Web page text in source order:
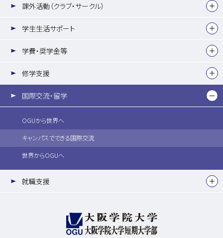
課外活動（クラブ・サークル）
学生生活サポート
学費・奨学金等
修学支援
国際交流・留学
OGUから世界へ
キャンパスでできる国際交流
世界からOGUへ
就職支援